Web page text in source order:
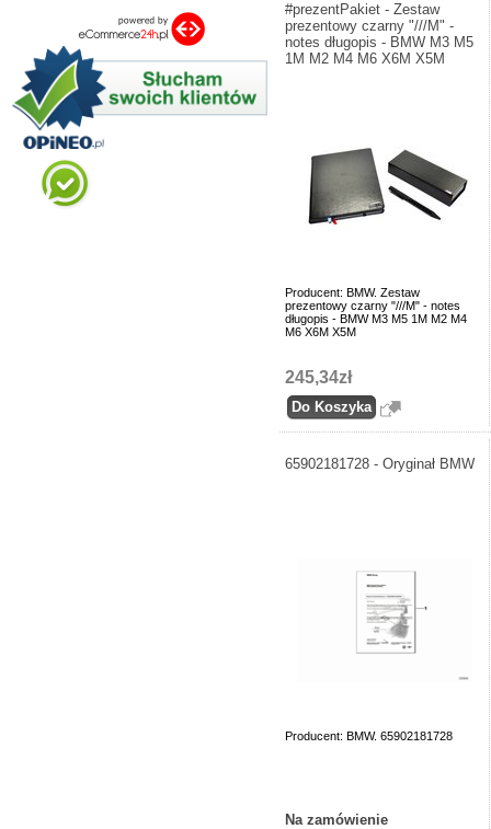
#prezentPakiet - Zestaw
prezentowy czarny "///M" -
notes długopis - BMW M3 M5
1M M2 M4 M6 X6M X5M
Producent: BMW. Zestaw
prezentowy czarny "///M" - notes
długopis - BMW M3 M5 1M M2 M4
M6 X6M X5M
245,34zł
65902181728 - Oryginał BMW
Producent: BMW. 65902181728
Na zamówienie